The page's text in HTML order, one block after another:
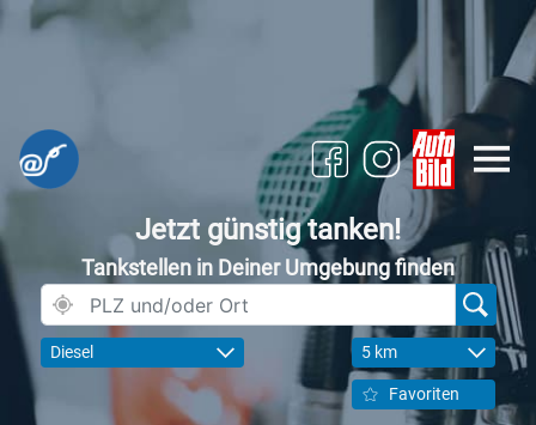
Jetzt günstig tanken!
Tankstellen in Deiner Umgebung finden
Diesel 5 km
Favoriten